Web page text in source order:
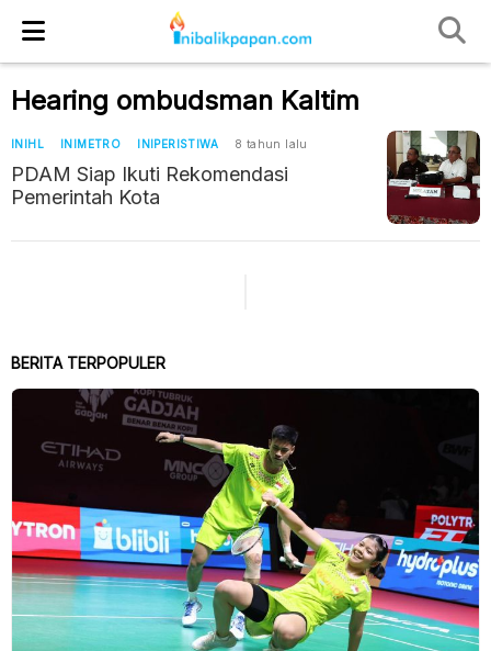
Hearing ombudsman Kaltim
INIHL INIMETRO INIPERISTIWA 8 tahun lalu
PDAM Siap Ikuti Rekomendasi
Pemerintah Kota
BERITA TERPOPULER